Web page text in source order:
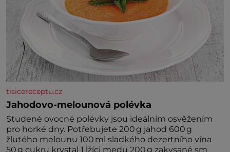
tisicereceptu.cz
Jahodovo-melounová polévka
Studené ovocné polévky jsou ideálním osvěžením
pro horké dny. Potřebujete 200 g jahod 600 g
žlutého melounu 100 ml sladkého dezertního vína
50 g cukru krystal 1 lžíci medu 200 g zakysané sm